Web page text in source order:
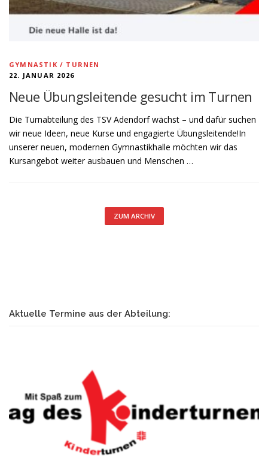
GYMNASTIK / TURNEN
22. JANUAR 2026
Neue Übungsleitende gesucht im Turnen
Die Turnabteilung des TSV Adendorf wächst – und dafür suchen
wir neue Ideen, neue Kurse und engagierte Übungsleitende!In
unserer neuen, modernen Gymnastikhalle möchten wir das
Kursangebot weiter ausbauen und Menschen …
ZUM ARCHIV
Aktuelle Termine aus der Abteilung: